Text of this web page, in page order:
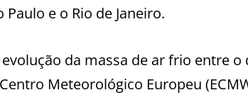
e o Rio de Janeiro.
da massa de ar frio entre
Meteorológico Europeu